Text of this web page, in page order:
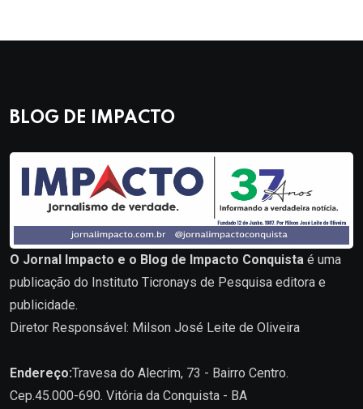
BLOG DE IMPACTO
O Jornal Impacto e o Blog de Impacto Conquista é uma
publicação do Instituto Ticronays de Pesquisa editora e
publicidade.
Diretor Responsável: Milson José Leite de Oliveira
Endereço:Travesa do Alecrim, 73 - Bairro Centro.
Cep.45.000-690. Vitória da Conquista - BA